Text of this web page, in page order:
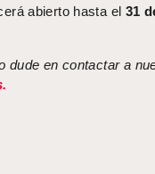
abierto hasta el 31
dude en contactar a